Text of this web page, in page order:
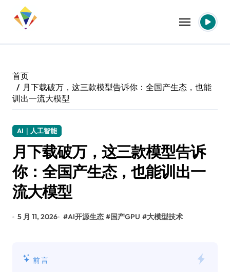
首页
月下载破万，这三款模型告诉你：全国产生态，也能
训出一流大模型
AI｜人工智能
月下载破万，这三款模型告诉
你：全国产生态，也能训出一
流大模型
5 月 11, 2026 #AI开源生态 #国产GPU #大模型技术
前言